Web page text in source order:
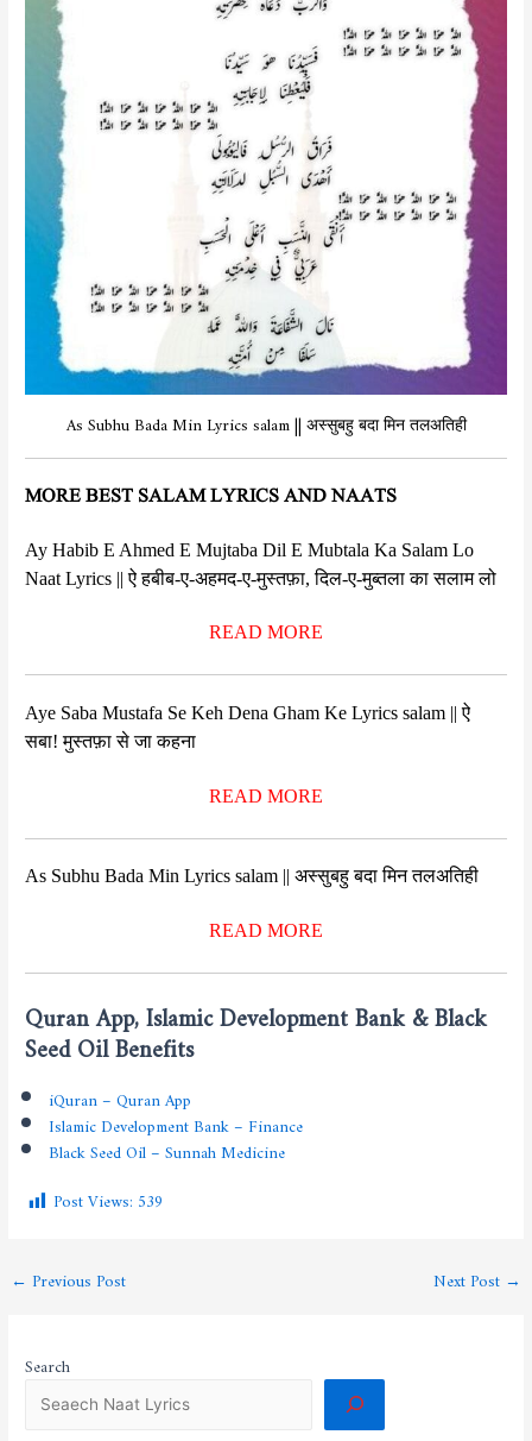
As Subhu Bada Min Lyrics salam || अस्सुबहु बदा मिन तलअतिही
MORE BEST SALAM LYRICS AND NAATS
Ay Habib E Ahmed E Mujtaba Dil E Mubtala Ka Salam Lo
Naat Lyrics || ऐ हबीब-ए-अहमद-ए-मुस्तफ़ा, दिल-ए-मुब्तला का सलाम लो
READ MORE
Aye Saba Mustafa Se Keh Dena Gham Ke Lyrics salam || ऐ
सबा! मुस्तफ़ा से जा कहना
READ MORE
As Subhu Bada Min Lyrics salam || अस्सुबहु बदा मिन तलअतिही
READ MORE
Quran App, Islamic Development Bank & Black
Seed Oil Benefits
iQuran – Quran App
Islamic Development Bank – Finance
Black Seed Oil – Sunnah Medicine
Post Views:539
← Previous Post Next Post→
Search